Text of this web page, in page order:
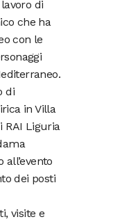
di
che ha
con le
di
in Villa
RAI Liguria
dei posti
visite e